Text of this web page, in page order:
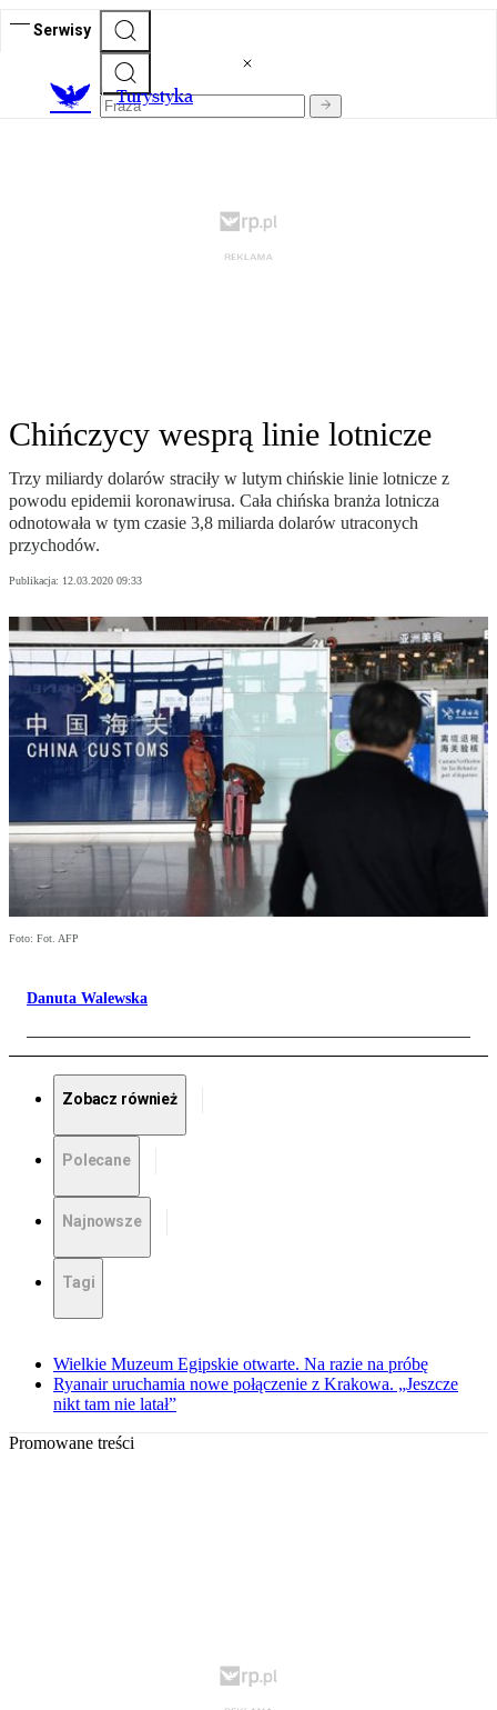
Serwisy
Turystyka
Chińczycy wesprą linie lotnicze
Trzy miliardy dolarów straciły w lutym chińskie linie lotnicze z
powodu epidemii koronawirusa. Cała chińska branża lotnicza
odnotowała w tym czasie 3,8 miliarda dolarów utraconych
przychodów.
Publikacja: 12.03.2020 09:33
Foto: Fot. AFP
Danuta Walewska
Zobacz również
Polecane
Najnowsze
Tagi
Wielkie Muzeum Egipskie otwarte. Na razie na próbę
Ryanair uruchamia nowe połączenie z Krakowa. „Jeszcze
nikt tam nie latał”
Promowane treści